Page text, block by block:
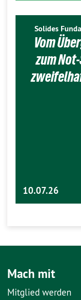
Solides
Vom
zum
10.07.26
Mach mit
Mitglied werden